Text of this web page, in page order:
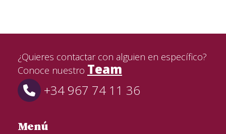
¿Quieres contactar con alguien en específico?
Conoce nuestro Team
+34 967 74 11 36
Menú